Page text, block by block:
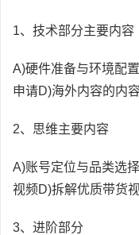
1、技术部分主要内容
A)硬件准备与环境配
申请D)海外内容的内
2、思维主要内容
A)账号定位与品类选
视频D)拆解优质带货
3、进阶部分